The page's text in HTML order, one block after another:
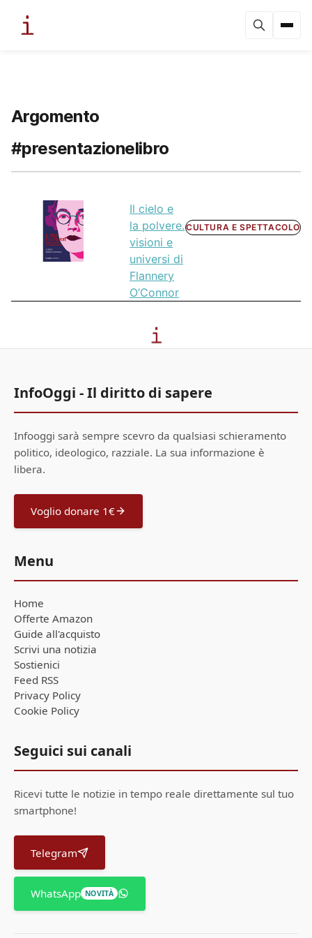
Argomento
#presentazionelibro
Il cielo e
la polvere.
visioni e
universi di
Flannery
O’Connor
CULTURA E SPETTACOLO
InfoOggi - Il diritto di sapere
Infooggi sarà sempre scevro da qualsiasi schieramento
politico, ideologico, razziale. La sua informazione è
libera.
Voglio donare 1€
Menu
Home
Offerte Amazon
Guide all'acquisto
Scrivi una notizia
Sostienici
Feed RSS
Privacy Policy
Cookie Policy
Seguici sui canali
Ricevi tutte le notizie in tempo reale direttamente sul tuo
smartphone!
Telegram
WhatsApp NOVITÀ